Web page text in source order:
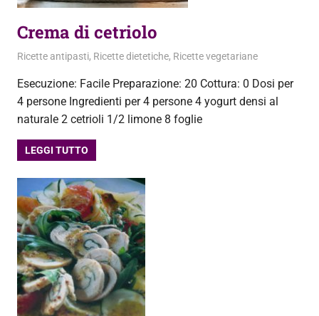
Crema di cetriolo
11 Novembre 2012
admin
Ricette antipasti, Ricette dietetiche, Ricette vegetariane
Esecuzione: Facile Preparazione: 20 Cottura: 0 Dosi per
4 persone Ingredienti per 4 persone 4 yogurt densi al
naturale 2 cetrioli 1/2 limone 8 foglie
LEGGI TUTTO